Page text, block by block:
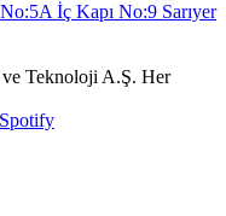
İç Kapı No:9 Sarıyer
Teknoloji A.Ş. Her
Spotify